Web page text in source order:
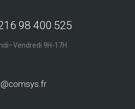
98 400 525
9H-17H